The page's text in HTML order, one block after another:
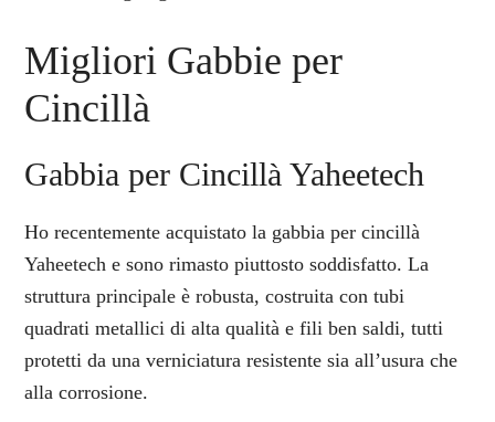
Migliori Gabbie per
Cincillà
Gabbia per Cincillà Yaheetech
Ho recentemente acquistato la gabbia per cincillà
Yaheetech e sono rimasto piuttosto soddisfatto. La
struttura principale è robusta, costruita con tubi
quadrati metallici di alta qualità e fili ben saldi, tutti
protetti da una verniciatura resistente sia all’usura che
alla corrosione.